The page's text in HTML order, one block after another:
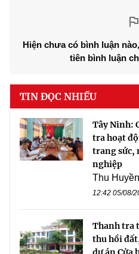
Hiện chưa có bình luận
tiên bình luận
TIN ĐỌC NHIỀU
Tây Ninh:
tra hoạt
trang sức,
nghiệp
Thu Huyền
12:42 05/08/
Thanh tra
thu hồi